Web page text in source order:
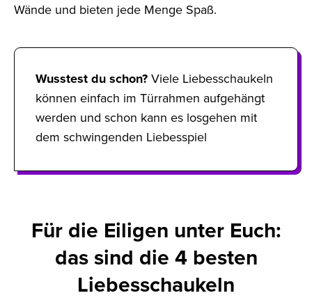
Wände und bieten jede Menge Spaß.
Wusstest du schon? Viele Liebesschaukeln
können einfach im Türrahmen aufgehängt
werden und schon kann es losgehen mit
dem schwingenden Liebesspiel
Für die Eiligen unter Euch:
das sind die 4 besten
Liebesschaukeln